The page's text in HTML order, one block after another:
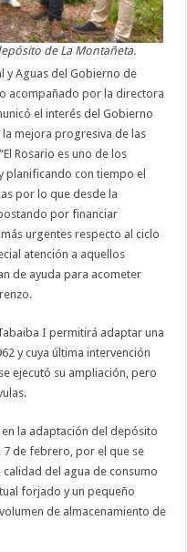
de La Montañeta.
y Aguas del Gobierno de
acompañado por la directora
el interés del Gobierno
mejora progresiva de las
Rosario es uno de los
planificando con tiempo el
por lo que desde la
por financiar
urgentes respecto al ciclo
atención a aquellos
de ayuda para acometer
I permitirá adaptar una
y cuya última intervención
ejecutó su ampliación, pero
la adaptación del depósito
7 de febrero, por el que se
del agua de consumo
forjado y un pequeño
de almacenamiento de